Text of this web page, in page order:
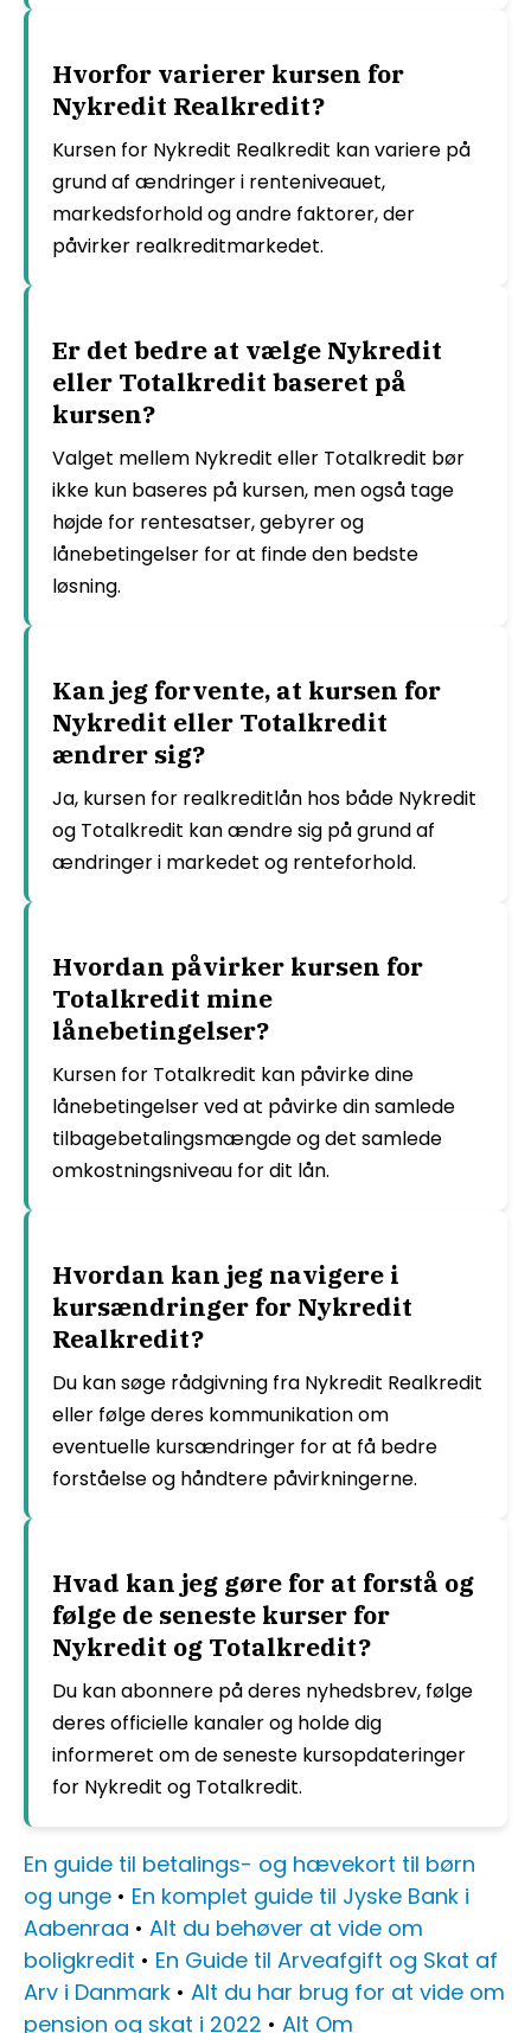
Hvorfor varierer kursen for
Nykredit Realkredit?
Kursen for Nykredit Realkredit kan variere på
grund af ændringer i renteniveauet,
markedsforhold og andre faktorer, der
påvirker realkreditmarkedet.
Er det bedre at vælge Nykredit
eller Totalkredit baseret på
kursen?
Valget mellem Nykredit eller Totalkredit bør
ikke kun baseres på kursen, men også tage
højde for rentesatser, gebyrer og
lånebetingelser for at finde den bedste
løsning.
Kan jeg forvente, at kursen for
Nykredit eller Totalkredit
ændrer sig?
Ja, kursen for realkreditlån hos både Nykredit
og Totalkredit kan ændre sig på grund af
ændringer i markedet og renteforhold.
Hvordan påvirker kursen for
Totalkredit mine
lånebetingelser?
Kursen for Totalkredit kan påvirke dine
lånebetingelser ved at påvirke din samlede
tilbagebetalingsmængde og det samlede
omkostningsniveau for dit lån.
Hvordan kan jeg navigere i
kursændringer for Nykredit
Realkredit?
Du kan søge rådgivning fra Nykredit Realkredit
eller følge deres kommunikation om
eventuelle kursændringer for at få bedre
forståelse og håndtere påvirkningerne.
Hvad kan jeg gøre for at forstå og
følge de seneste kurser for
Nykredit og Totalkredit?
Du kan abonnere på deres nyhedsbrev, følge
deres officielle kanaler og holde dig
informeret om de seneste kursopdateringer
for Nykredit og Totalkredit.
En guide til betalings- og hævekort til børn
og unge • En komplet guide til Jyske Bank i
Aabenraa • Alt du behøver at vide om
boligkredit • En Guide til Arveafgift og Skat af
Arv i Danmark • Alt du har brug for at vide om
pension og skat i 2022 • Alt Om